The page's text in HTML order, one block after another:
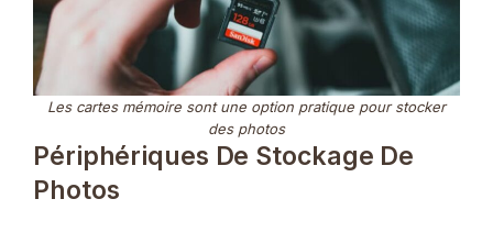
Les cartes mémoire sont une option pratique pour stocker
des photos
Périphériques De Stockage De
Photos